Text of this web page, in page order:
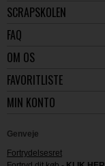
SCRAPSKOLEN
FAQ
OM OS
FAVORITLISTE
MIN KONTO
Genveje
Fortrydelsesret